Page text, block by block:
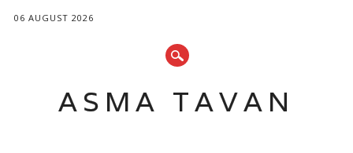
06 AUGUST 2026
ASMA TAVAN